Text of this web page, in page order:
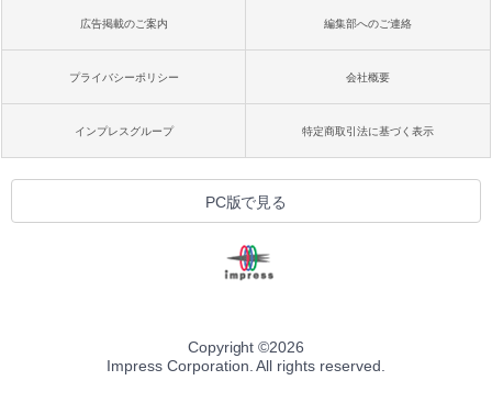
広告掲載のご案内 編集部へのご連絡
プライバシーポリシー 会社概要
インプレスグループ 特定商取引法に基づく表示
PC版で見る
Copyright ©2026
Impress Corporation. All rights reserved.